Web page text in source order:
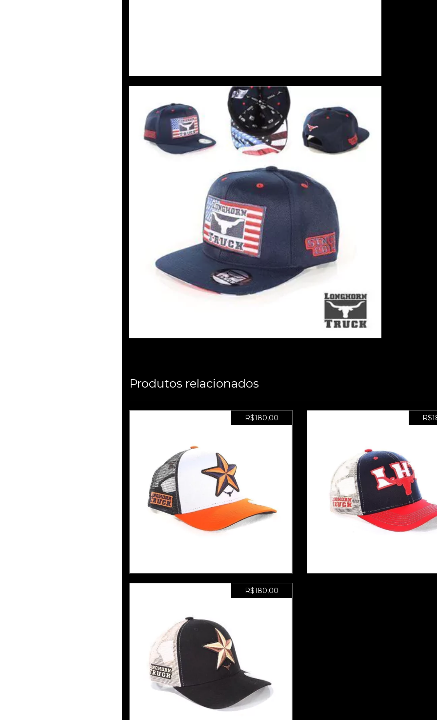
Produtos relacionados
R$180,00
BONÉ LHT 09 - ADESIVO DE
BONÉ LHT 23 -
BRINDE
R$180,00
BONÉ LHT 16 - ADESIVO DE
R$30,00sem juros